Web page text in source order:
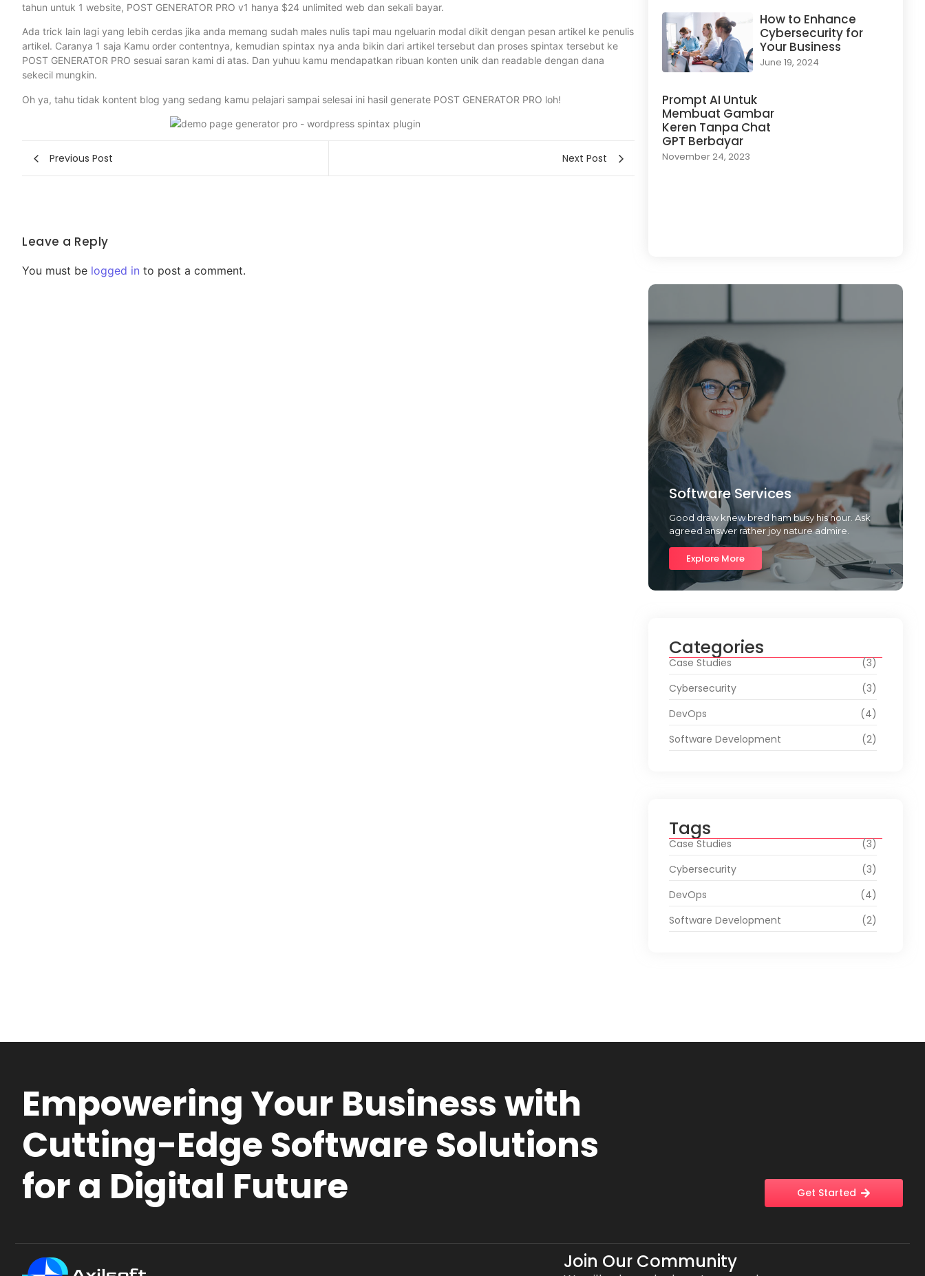
tahun untuk 1 website, POST GENERATOR PRO v1 hanya $24 unlimited web dan sekali bayar.
Ada trick lain lagi yang lebih cerdas jika anda memang sudah males nulis tapi mau ngeluarin modal dikit dengan pesan artikel ke penulis
artikel. Caranya 1 saja Kamu order contentnya, kemudian spintax nya anda bikin dari artikel tersebut dan proses spintax tersebut ke
POST GENERATOR PRO sesuai saran kami di atas. Dan yuhuu kamu mendapatkan ribuan konten unik dan readable dengan dana
sekecil mungkin.
Oh ya, tahu tidak kontent blog yang sedang kamu pelajari sampai selesai ini hasil generate POST GENERATOR PRO loh!
Previous Post Next Post
Leave a Reply
You must be logged in to post a comment.
How to Enhance
Cybersecurity for
Your Business
June 19, 2024
Prompt AI Untuk
Membuat Gambar
Keren Tanpa Chat
GPT Berbayar
November 24, 2023
Software Services
Good draw knew bred ham busy his hour. Ask
agreed answer rather joy nature admire.
Explore More
Categories
Case Studies
(3)
Cybersecurity
(3)
DevOps
(4)
Software Development
(2)
Tags
Case Studies
(3)
Cybersecurity
(3)
DevOps
(4)
Software Development
(2)
Empowering Your Business with
Cutting-Edge Software Solutions
for a Digital Future
Get Started
Join Our Community